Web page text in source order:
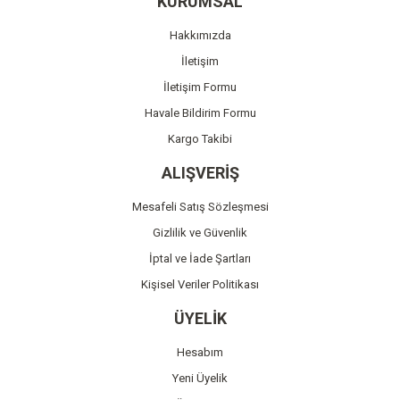
Ürün bilgilerinde hatalar bulunuyor.
Ürün fiyatı diğer sitelerden daha pahalı.
Bu ürüne benzer farklı alternatifler olmalı.
Gönder
Hakkımızda
İletişim
İletişim Formu
Havale Bildirim Formu
Kargo Takibi
ALIŞVERİŞ
Mesafeli Satış Sözleşmesi
Gizlilik ve Güvenlik
İptal ve İade Şartları
Kişisel Veriler Politikası
ÜYELİK
Hesabım
Yeni Üyelik